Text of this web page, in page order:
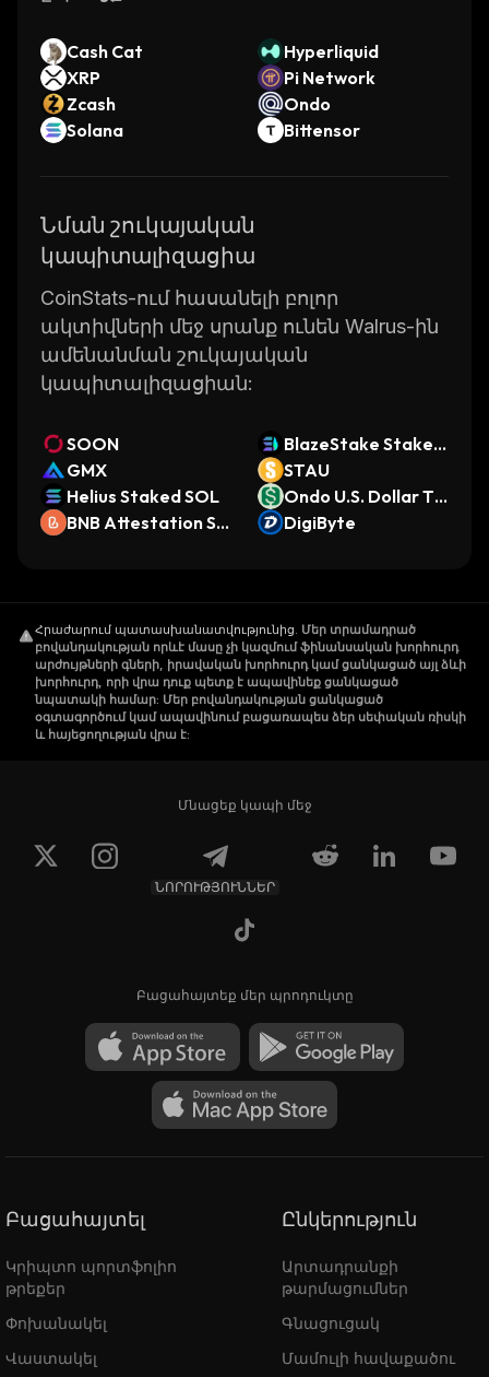
Cash Cat
Hyperliquid
XRP
Pi Network
Zcash
Ondo
Solana
Bittensor
Նման շուկայական
կապիտալիզացիա
CoinStats-ում հասանելի բոլոր
ակտիվների մեջ սրանք ունեն Walrus-ին
ամենանման շուկայական
կապիտալիզացիան:
SOON
BlazeStake Staked
SOL
GMX
STAU
Helius Staked SOL
Ondo U.S. Dollar To
ken
BNB Attestation Se
DigiByte
Հրաժարում պատասխանատվությունից. Մեր տրամադրած
բովանդակության որևէ մասը չի կազմում ֆինանսական խորհուրդ
արժույթների գների, իրավական խորհուրդ կամ ցանկացած այլ ձևի
խորհուրդ, որի վրա դուք պետք է ապավինեք ցանկացած
նպատակի համար: Մեր բովանդակության ցանկացած
օգտագործում կամ ապավինում բացառապես ձեր սեփական ռիսկի
և հայեցողության վրա է:
Մնացեք կապի մեջ
ՆՈՐՈՒԹՅՈՒՆՆԵՐ
Բացահայտեք մեր պրոդուկտը
Բացահայտել
Կրիպտո պորտֆոլիո
թրեքեր
Փոխանակել
Վաստակել
Ընկերություն
Արտադրանքի
թարմացումներ
Գնացուցակ
Մամուլի հավաքածու